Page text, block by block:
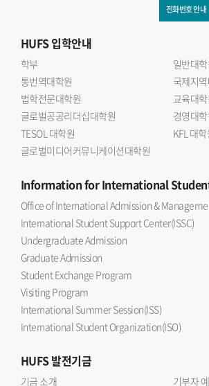
전화번호 안내
HUFS입학안내
학부
일반대
통번역대학원
국제지
법학전문대학원
교육대
글로벌공공리더십대학원
경영대
TESOL 대학원
KFL 대학
글로벌미디어커뮤니케이션대학원
Informationfor International
Office of International Admission &
International Student Support Center(ISSC)
Undergraduate Admission
Graduate Admission
Student Exchange Program
Visiting Program
International Summer Session(ISS)
International Student Organization(ISO)
HUFS발전기금
기금 소개
기부자